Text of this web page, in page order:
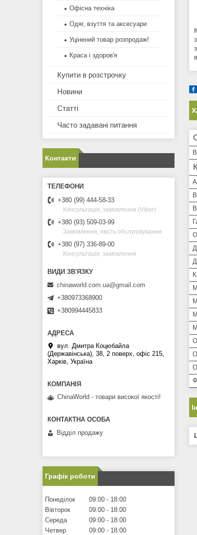
Офісна техніка
Одяг, взуття та аксесуари
Уцінений товар розпродаж!
Краса і здоров'я
Купити в розстрочку
Новини
Статті
Часто задавані питання
Контакти
+380 (99) 444-58-33
Консультація, замовлення (Viber)
+380 (93) 509-03-99
Замовлення, якість обслуговування
+380 (97) 336-89-00
Консультація, замовлення
chinaworld.com.ua@gmail.com
+380973368900
+380994445833
вул. Дмитра Коцюбайла
(Державінська), 38, 2 поверх, офіс 215,
Харків, Україна
ChinaWorld - товари високої якості!
Відділ продажу
Графік роботи
Понеділок 09:00
18:00
Вівторок
09:00
18:00
Середа
09:00
18:00
Четвер
09:00
18:00